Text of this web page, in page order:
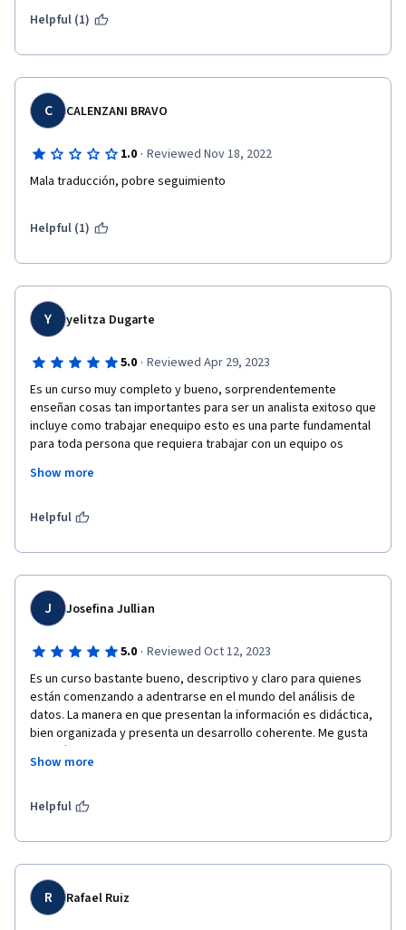
Helpful (1)
C CALENZANI BRAVO
1.0 · Reviewed Nov 18, 2022
Mala traducción, pobre seguimiento
Helpful (1)
Y yelitza Dugarte
5.0 · Reviewed Apr 29, 2023
Es un curso muy completo y bueno, sorprendentemente
enseñan cosas tan importantes para ser un analista exitoso que
incluye como trabajar enequipo esto es una parte fundamental
para toda persona que requiera trabajar con un equipo os
de excel que aunque todo el mundo sabe usar excel hay
datos y solucionar problema es la mejor opcion este curso
Show more
Helpful
J Josefina Jullian
5.0 · Reviewed Oct 12, 2023
Es un curso bastante bueno, descriptivo y claro para quienes
están comenzando a adentrarse en el mundo del análisis de
datos. La manera en que presentan la información es didáctica,
bien organizada y presenta un desarrollo coherente. Me gusta
también que tenga el dinamismo de tomar elementos del curso
anterior y probablemente de otros pasos futuros del proceso
presentando. Muy recomendado.
Show more
Helpful
R Rafael Ruiz